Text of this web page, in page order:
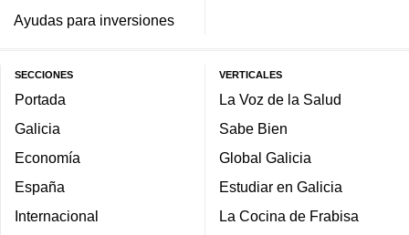
Ayudas para inversiones
SECCIONES
Portada
Galicia
Economía
España
Internacional
VERTICALES
La Voz de la Salud
Sabe Bien
Global Galicia
Estudiar en Galicia
La Cocina de Frabisa